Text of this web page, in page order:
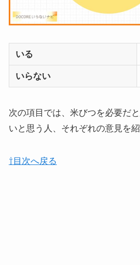
めを
みた
敷き
いら
敷き
るの
おむ
いる
いらない
次の項目では、米びつを必要だ
いと思う人、それぞれの意見を紹
⇧目次へ戻る